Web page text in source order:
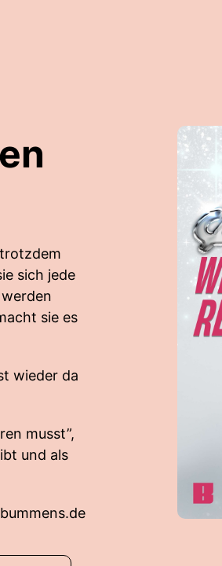
sich jede
sie es
wieder da
musst”,
und als